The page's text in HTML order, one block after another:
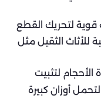
قوية لتحريك القطع
للأثاث الثقيل مثل
لتثبيت
أوزان كبيرة